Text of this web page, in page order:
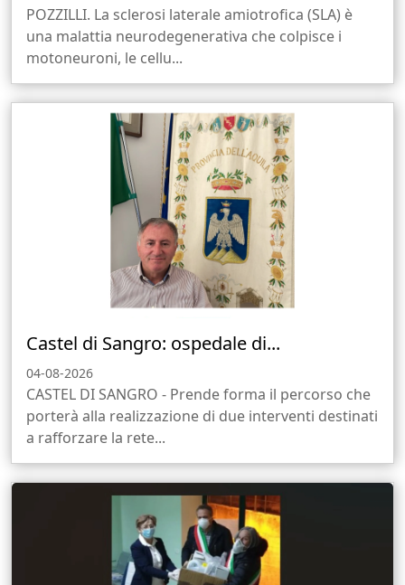
POZZILLI. La sclerosi laterale amiotrofica (SLA) è
una malattia neurodegenerativa che colpisce i
motoneuroni, le cellu...
Castel di Sangro: ospedale di...
04-08-2026
CASTEL DI SANGRO - Prende forma il percorso che
porterà alla realizzazione di due interventi destinati
a rafforzare la rete...